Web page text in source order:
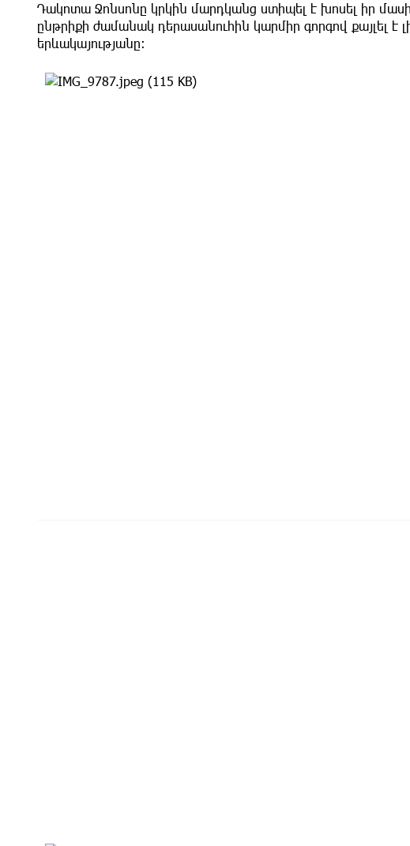
Դակոտա Ջոնսոնը կրկին մարդկանց ստիպել է խոսել իր
ընթրիքի ժամանակ դերասանուհին կարմիր գորգով քայլել է
երևակայությանը։